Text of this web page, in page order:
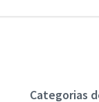
Categorias